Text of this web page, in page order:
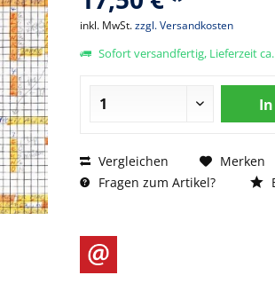
inkl. MwSt.zzgl. Versandkosten
Sofort versandfertig, Lieferzeit
Vergleichen
Merken
Fragen zum Artikel?